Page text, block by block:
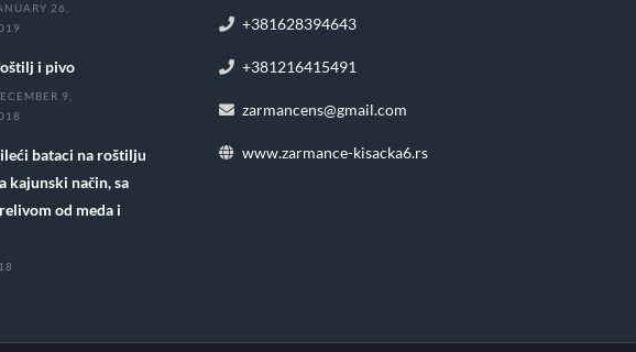
26,
i pivo
9,
bataci na roštilju
kajunski način, sa
od meda i
+381628394643
+381216415491
zarmancens@gmail.com
www.zarmance-kisacka6.rs